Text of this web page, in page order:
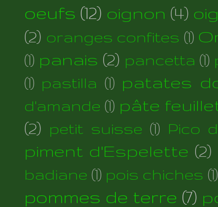
oeufs (12) oignon (4)
(2) oranges confites (1)
(1) panais (2) pancetta (1)
(1) pastilla (1) patates
d'amande (1) pâte
(2) petit suisse (1) Pico
piment d'Espelette (2)
badiane (1) pois chiches (1)
pommes de terre (7)